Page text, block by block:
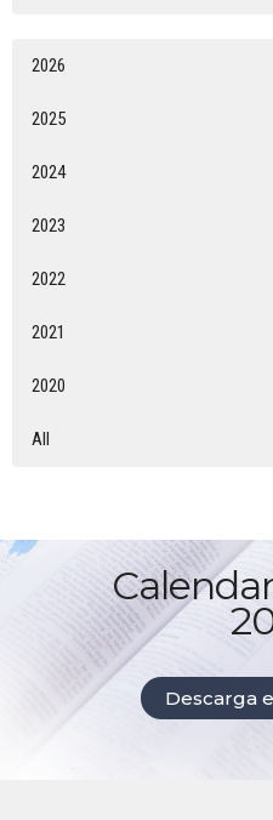
2026
2025
2024
2023
2022
2021
2020
All
Descarga